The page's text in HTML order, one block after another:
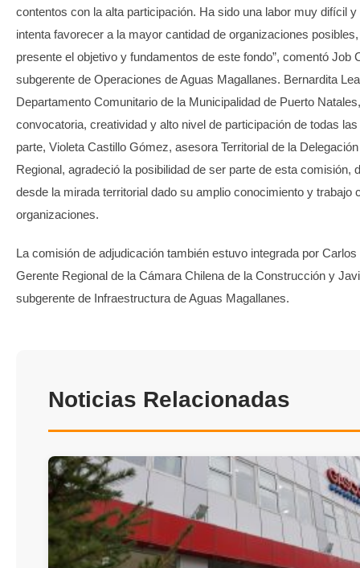
contentos con la alta participación. Ha sido una labor muy difícil
intenta favorecer a la mayor cantidad de organizaciones
presente el objetivo y fundamentos de este fondo”, comentó Job
subgerente de Operaciones de Aguas Magallanes. Bernardita
Departamento Comunitario de la Municipalidad de Puerto
convocatoria, creatividad y alto nivel de participación de todas
parte, Violeta Castillo Gómez, asesora Territorial de la
Regional, agradeció la posibilidad de ser parte de esta comisión,
desde la mirada territorial dado su amplio conocimiento y trabajo
organizaciones.
La comisión de adjudicación también estuvo integrada por
Gerente Regional de la Cámara Chilena de la Construcción y
subgerente de Infraestructura de Aguas Magallanes.
Noticias Relacionadas